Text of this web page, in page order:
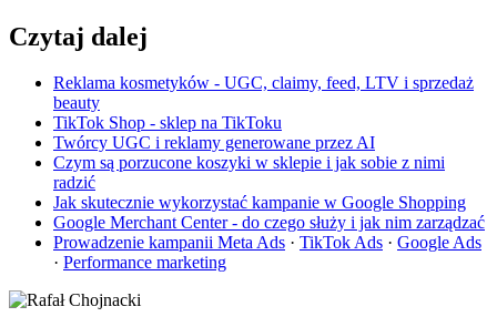
Czytaj dalej
Reklama kosmetyków - UGC, claimy, feed, LTV i sprzedaż
beauty
TikTok Shop - sklep na TikToku
Twórcy UGC i reklamy generowane przez AI
Czym są porzucone koszyki w sklepie i jak sobie z nimi
radzić
Jak skutecznie wykorzystać kampanie w Google Shopping
Google Merchant Center - do czego służy i jak nim zarządzać
Prowadzenie kampanii Meta Ads · TikTok Ads · Google Ads
· Performance marketing